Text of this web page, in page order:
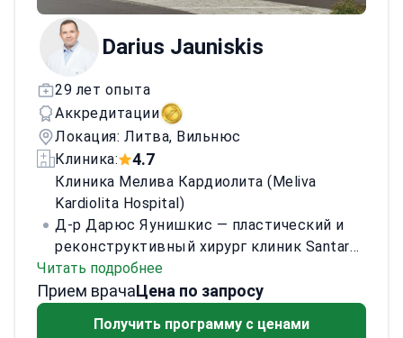
Darius Jauniskis
29 лет опыта
Аккредитации
Локация: Литва, Вильнюс
Клиника:
4.7
Клиника Мелива Кардиолита (Meliva
Kardiolita Hospital)
Д-р Дарюс Яунишкис — пластический и
реконструктивный хирург клиник Santaros
Вильнюсской университетской больницы.
Практикует с 1997 года, выполняет около
400 операций в год. Окончил Медицинский
факультет Вильнюсского университета в
Читать подробнее
Прием врачаЦена по запросу
Получить программу с ценами